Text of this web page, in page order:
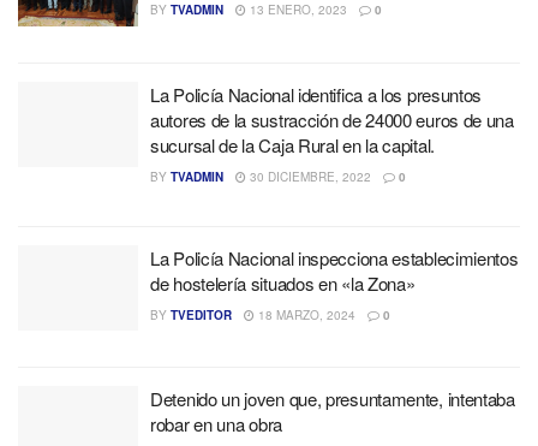
BY TVADMIN 13 ENERO, 2023 0
La Policía Nacional identifica a los presuntos
autores de la sustracción de 24000 euros de una
sucursal de la Caja Rural en la capital.
BY TVADMIN 30 DICIEMBRE, 2022 0
La Policía Nacional inspecciona establecimientos
de hostelería situados en «la Zona»
BY TVEDITOR 18 MARZO, 2024 0
Detenido un joven que, presuntamente, intentaba
robar en una obra